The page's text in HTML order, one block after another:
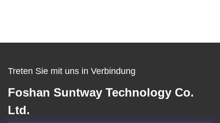
Treten Sie mit uns in Verbindung
Foshan Suntway Technology Co.
Ltd.